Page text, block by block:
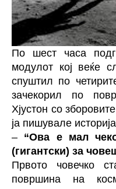
По шест часа
модулот кој веќе
спуштил по
зачекорил по
Хјустон со
ја пишувале
– “Ова е мал
(гигантски) за
Првото човечко
површина на